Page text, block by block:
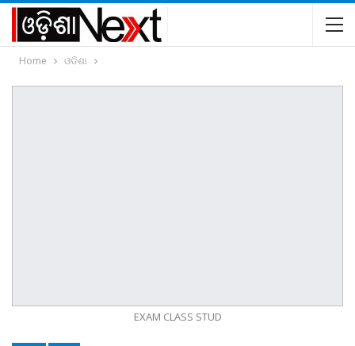
Home ଓଡିଶା
EXAM CLASS STUD